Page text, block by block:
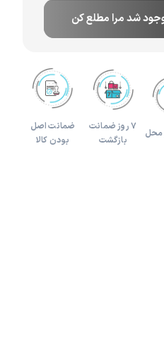
شد مرا مطلع کن
محل
۷ روز ضمانت
بازگشت
ضمانت اصل
بودن کالا